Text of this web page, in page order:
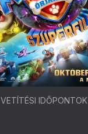
VETÍTÉSI IDŐPONTOK